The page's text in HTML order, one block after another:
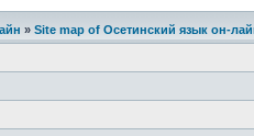
» Site map of Осетинский язык он-